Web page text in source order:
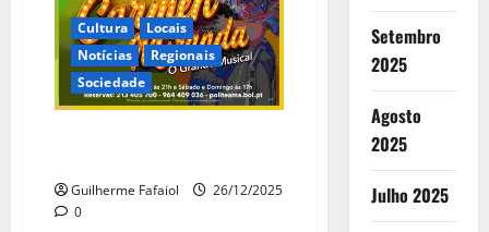
Cultura
Locais
Notícias
Regionais
Sociedade
Guilherme Fafaiol
26/12/2025
0
Setembro
2025
Agosto
2025
Julho 2025